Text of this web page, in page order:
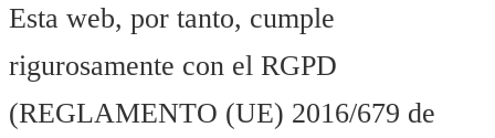
Esta web, por tanto, cumple
rigurosamente con el RGPD
(REGLAMENTO (UE) 2016/679 de